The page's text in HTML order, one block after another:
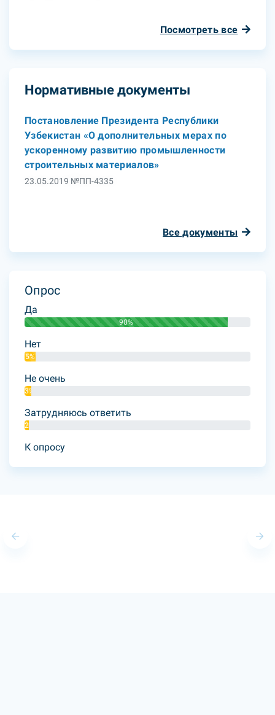
Посмотреть все
Нормативные документы
Постановление Президента Республики
Узбекистан «О дополнительных мерах по
ускоренному развитию промышленности
строительных материалов»
23.05.2019 №ПП-4335
Все документы
Опрос
Да
90%
Нет
5%
Не очень
3%
Затрудняюсь ответить
2%
К опросу